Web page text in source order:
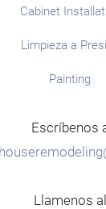
Cabinet
Limpieza a
Painting
Escríbenos
Llamenos al